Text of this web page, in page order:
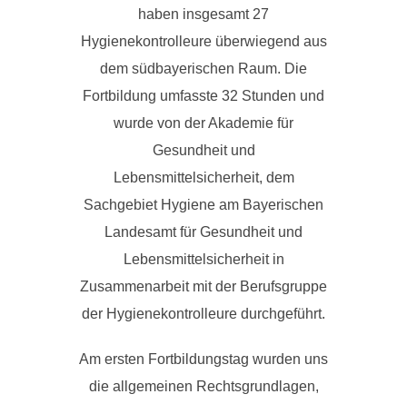
haben insgesamt 27
Hygienekontrolleure überwiegend aus
dem südbayerischen Raum. Die
Fortbildung umfasste 32 Stunden und
wurde von der Akademie für
Gesundheit und
Lebensmittelsicherheit, dem
Sachgebiet Hygiene am Bayerischen
Landesamt für Gesundheit und
Lebensmittelsicherheit in
Zusammenarbeit mit der Berufsgruppe
der Hygienekontrolleure durchgeführt.
Am ersten Fortbildungstag wurden uns
die allgemeinen Rechtsgrundlagen,